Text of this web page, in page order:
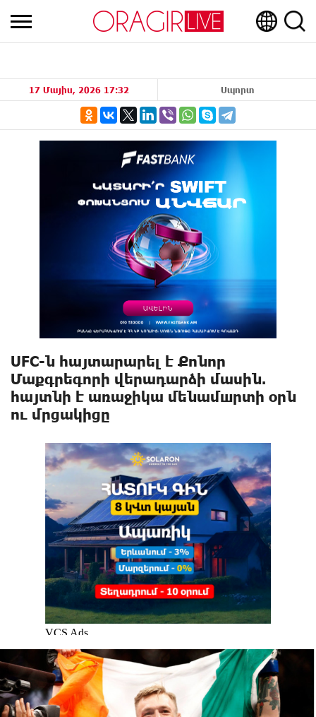
17 Մայիս, 2026 17:32 Սպորտ
UFC-ն հայտարարել է Քոնոր
Մաքգրեգորի վերադարձի մասին.
հայտնի է առաջիկա մենամшրտի օրն
ու մրցակիցը